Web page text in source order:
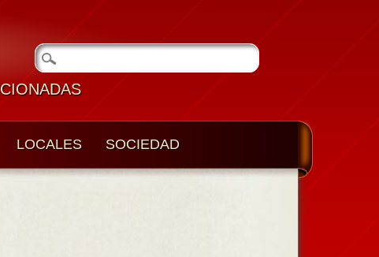
LOCALES SOCIEDAD